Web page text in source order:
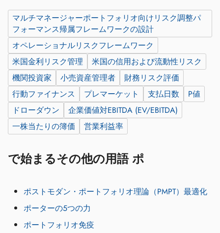
マルチマネージャーポートフォリオ向けリスク調整パ
フォーマンス帰属フレームワークの設計
オペレーショナルリスクフレームワーク
米国金利リスク管理
米国の信用および流動性リスク
機関投資家
小売資産管理者
財務リスク評価
行動ファイナンス
プレマーケット 支払日数
P値
ドローダウン
企業価値対EBITDA (EV/EBITDA)
一株当たりの簿価
営業利益率
で始まるその他の用語 ポ
ポストモダン・ポートフォリオ理論（PMPT）最適化
ポーターの5つの力
ポートフォリオ免疫